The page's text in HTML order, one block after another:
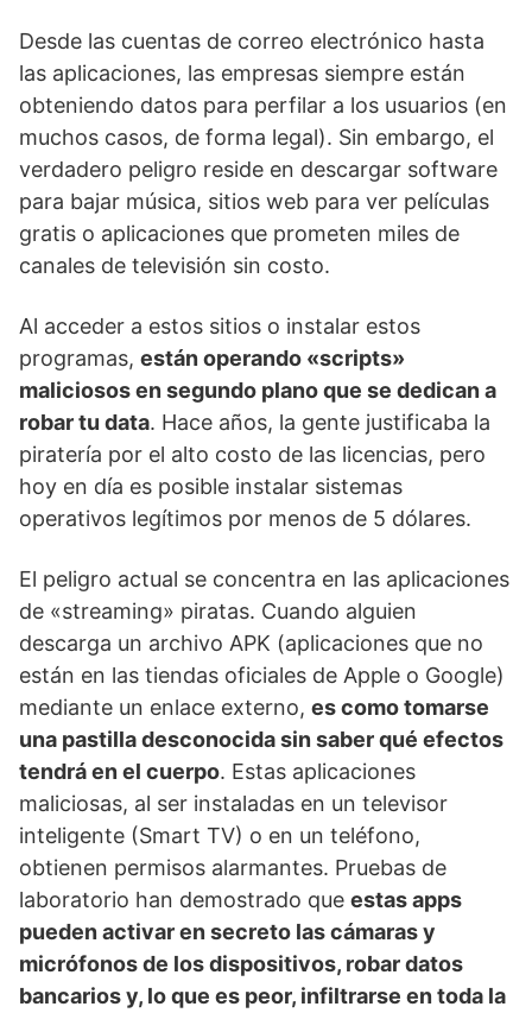
Desde las cuentas de correo electrónico hasta
las aplicaciones, las empresas siempre están
obteniendo datos para perfilar a los usuarios (en
muchos casos, de forma legal). Sin embargo, el
verdadero peligro reside en descargar software
para bajar música, sitios web para ver películas
gratis o aplicaciones que prometen miles de
canales de televisión sin costo.
Al acceder a estos sitios o instalar estos
programas, están operando «scripts»
maliciosos en segundo plano que se dedican a
robar tu data. Hace años, la gente justificaba la
piratería por el alto costo de las licencias, pero
hoy en día es posible instalar sistemas
operativos legítimos por menos de 5 dólares.
El peligro actual se concentra en las aplicaciones
de «streaming» piratas. Cuando alguien
descarga un archivo APK (aplicaciones que no
están en las tiendas oficiales de Apple o Google)
mediante un enlace externo, es como tomarse
una pastilla desconocida sin saber qué efectos
tendrá en el cuerpo. Estas aplicaciones
maliciosas, al ser instaladas en un televisor
inteligente (Smart TV) o en un teléfono,
obtienen permisos alarmantes. Pruebas de
laboratorio han demostrado que estas apps
pueden activar en secreto las cámaras y
micrófonos de los dispositivos, robar datos
bancarios y, lo que es peor, infiltrarse en toda la